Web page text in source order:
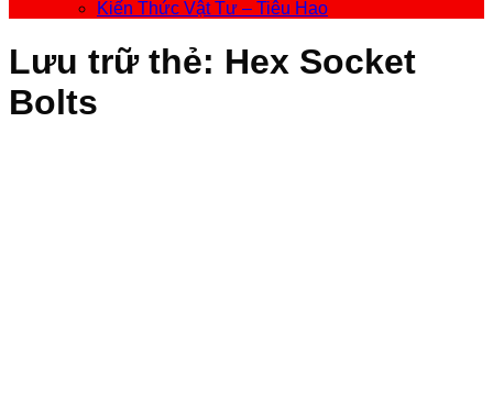
Kiến Thức Vật Tư – Tiêu Hao
Lưu trữ thẻ: Hex Socket
Bolts